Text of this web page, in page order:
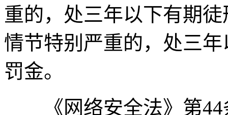
重的，处三年以下有期
情节特别严重的，处三
罚金。
《网络安全法》第44